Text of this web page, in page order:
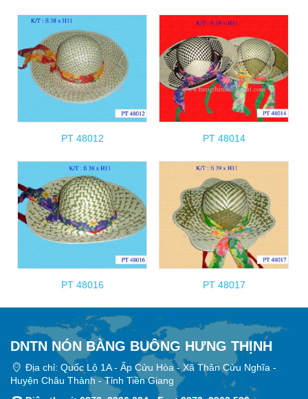
PT 48012 PT 48014
PT 48016 PT 48017
DNTN NÓN BÀNG BUÔNG HƯNG THỊNH
Địa chỉ: Quốc Lộ 1A - Ấp Cửu Hòa - Xã Thân Cửu Nghĩa -
Huyện Châu Thành - Tỉnh Tiền Giang